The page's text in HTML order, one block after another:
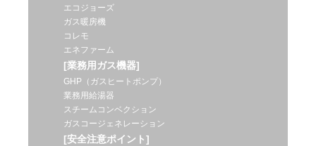
エコジョーズ
ガス暖房機
コレモ
エネファーム
[業務用ガス機器]
GHP（ガスヒートポンプ）
業務用給湯器
スチームコンベクション
ガスコージェネレーション
[安全注意ポイント]